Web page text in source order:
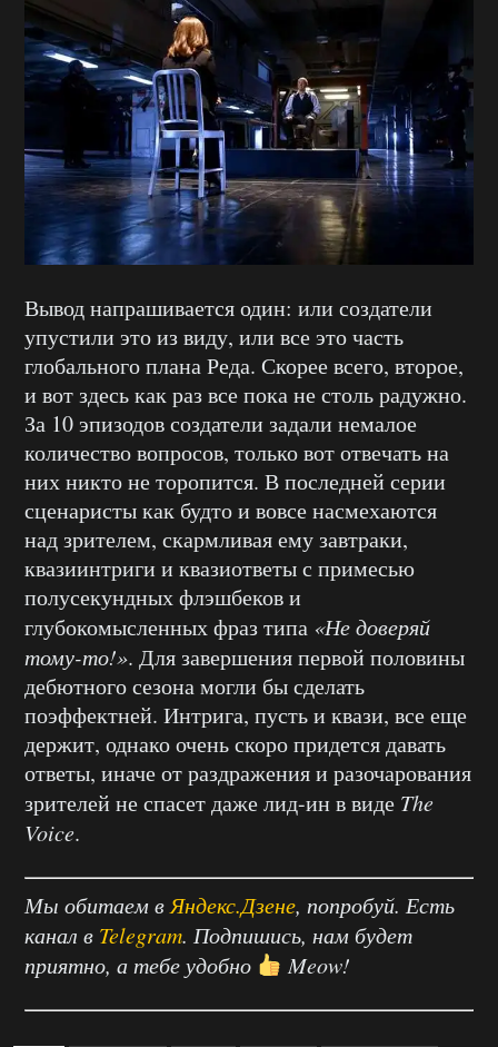
Вывод напрашивается один: или создатели
упустили это из виду, или все это часть
глобального плана Реда. Скорее всего, второе,
и вот здесь как раз все пока не столь радужно.
За 10 эпизодов создатели задали немалое
количество вопросов, только вот отвечать на
них никто не торопится. В последней серии
сценаристы как будто и вовсе насмехаются
над зрителем, скармливая ему завтраки,
квазиинтриги и квазиответы с примесью
полусекундных флэшбеков и
глубокомысленных фраз типа «Не доверяй
тому-то!». Для завершения первой половины
дебютного сезона могли бы сделать
поэффектней. Интрига, пусть и квази, все еще
держит, однако очень скоро придется давать
ответы, иначе от раздражения и разочарования
зрителей не спасет даже лид-ин в виде The
Voice.
Мы обитаем в Яндекс.Дзене, попробуй. Есть
канал в Telegram. Подпишись, нам будет
приятно, а тебе удобно
Meow!